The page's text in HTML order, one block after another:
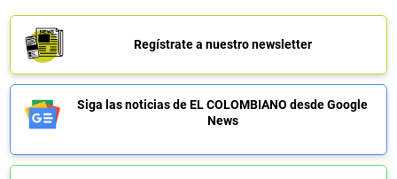
Regístrate a nuestro newsletter
Siga las noticias de EL COLOMBIANO desde Google
News